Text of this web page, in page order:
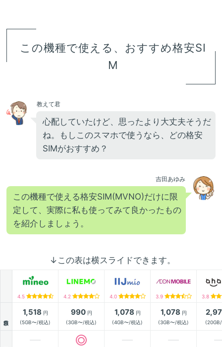
この機種で使える、おすすめ格安SI
M
教えて君
心配していたけど、思ったより大丈夫そうだ
ね。もしこのスマホで使うなら、どの格安
SIMがおすすめ？
吉田あゆみ
この機種で使える格安SIM(MVNO)だけに限
定して、実際に私も使ってみて良かったもの
を紹介しましょう。
↓この表は横スライドできます。
4.5 4.2 4.0 3.9 3.8
1,518 円
(5GB〜/税込)
990円
(3GB〜/税込)
1,078 円
(4GB〜/税込)
1,078 円
(3GB〜/税込)